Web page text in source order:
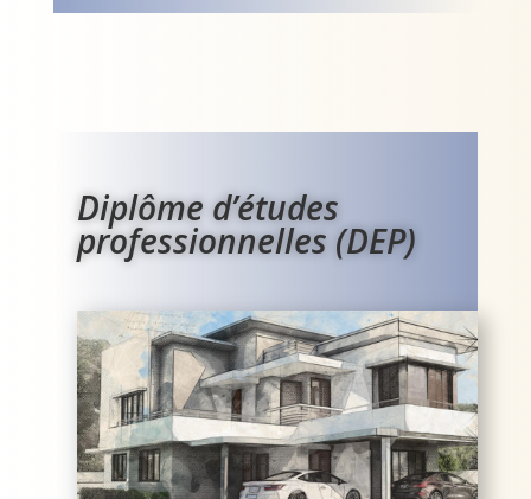
Diplôme d’études
professionnelles (DEP)